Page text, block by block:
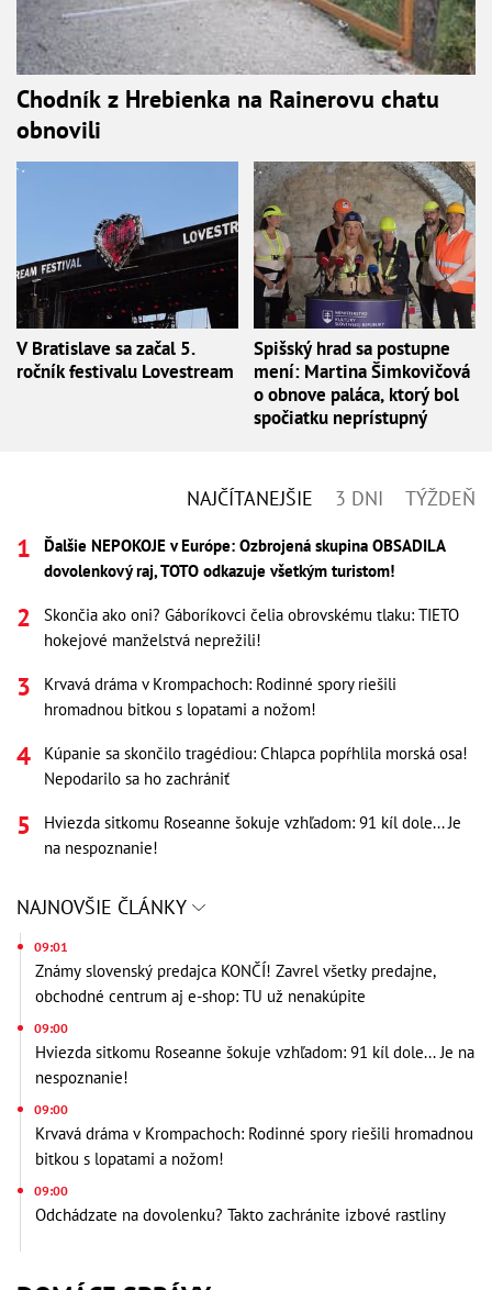
Chodník z Hrebienka na Rainerovu chatu
obnovili
V Bratislave sa začal 5.
ročník festivalu Lovestream
Spišský hrad sa postupne
mení: Martina Šimkovičová
o obnove paláca, ktorý bol
spočiatku neprístupný
NAJČÍTANEJŠIE 3 DNI TÝŽDEŇ
Ďalšie NEPOKOJE v Európe: Ozbrojená skupina OBSADILA
dovolenkový raj, TOTO odkazuje všetkým turistom!
Skončia ako oni? Gáboríkovci čelia obrovskému tlaku: TIETO
hokejové manželstvá neprežili!
Krvavá dráma v Krompachoch: Rodinné spory riešili
hromadnou bitkou s lopatami a nožom!
Kúpanie sa skončilo tragédiou: Chlapca popŕhlila morská osa!
Nepodarilo sa ho zachrániť
Hviezda sitkomu Roseanne šokuje vzhľadom: 91 kíl dole... Je
na nespoznanie!
NAJNOVŠIE ČLÁNKY
09:01
Známy slovenský predajca KONČÍ! Zavrel všetky predajne,
obchodné centrum aj e-shop: TU už nenakúpite
09:00
Hviezda sitkomu Roseanne šokuje vzhľadom: 91 kíl dole... Je na
nespoznanie!
09:00
Krvavá dráma v Krompachoch: Rodinné spory riešili hromadnou
bitkou s lopatami a nožom!
09:00
Odchádzate na dovolenku? Takto zachránite izbové rastliny